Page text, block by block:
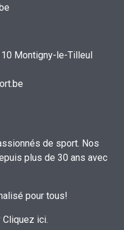
Montigny-le-Tilleul
de sport. Nos
plus de 30 ans avec
pour tous!
Cliquez ici.